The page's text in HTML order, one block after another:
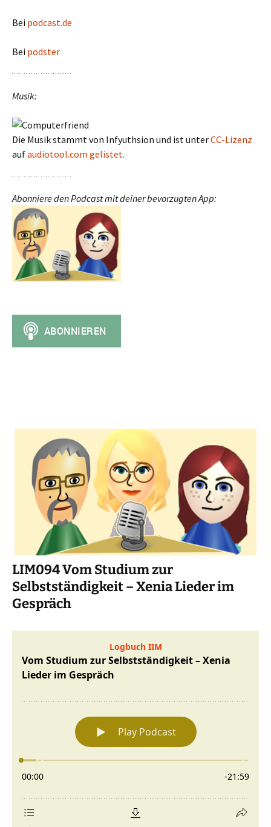
Bei podcast.de
Bei podster
Musik:
Die Musik stammt von Infyuthsion und ist unterCC-Lizenz
aufaudiotool.com gelistet.
Abonniere den Podcast mit deiner bevorzugten App:
LIM094 Vom Studium zur
Selbstständigkeit – Xenia Lieder im
Gespräch